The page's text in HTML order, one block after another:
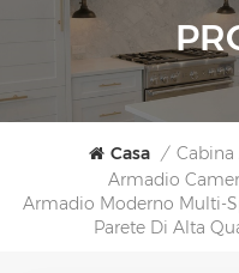
Casa /
Armadio
Armadio Moderno Multi-
Parete Di Alta